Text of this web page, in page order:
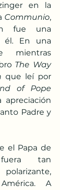
en la
Communio,
fue una
él. En una
mientras
The Way
que leí por
of Pope
Padre y
el Papa de
tan
A